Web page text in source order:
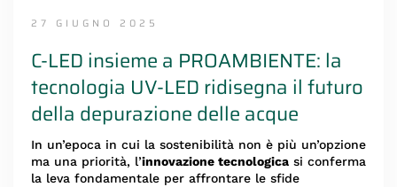
27 GIUGNO 2025
C-LED insieme a PROAMBIENTE: la
tecnologia UV-LED ridisegna il futuro
della depurazione delle acque
In un’epoca in cui la sostenibilità non è più un’opzione
ma una priorità, l’innovazione tecnologica si conferma
la leva fondamentale per affrontare le sfide